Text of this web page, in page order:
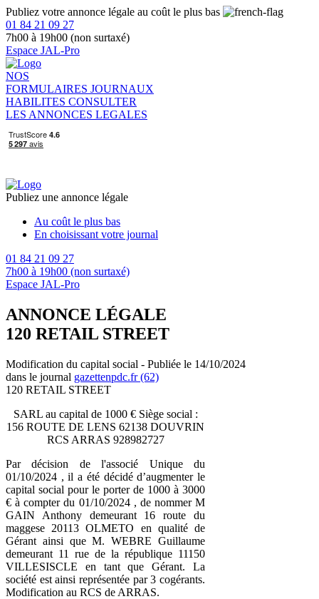
Publiez votre annonce légale au coût le plus bas
01 84 21 09 27
7h00 à 19h00 (non surtaxé)
Espace JAL-Pro
NOS
FORMULAIRES JOURNAUX
HABILITES CONSULTER
LES ANNONCES LEGALES
Publiez une annonce légale
Au coût le plus bas
En choisissant votre journal
01 84 21 09 27
7h00 à 19h00 (non surtaxé)
Espace JAL-Pro
ANNONCE LÉGALE
120 RETAIL STREET
Modification du capital social - Publiée le 14/10/2024
dans le journal gazettenpdc.fr (62)
120 RETAIL STREET
SARL au capital de 1000 € Siège social :
156 ROUTE DE LENS 62138 DOUVRIN
RCS ARRAS 928982727
Par décision de l'associé Unique du
01/10/2024 , il a été décidé d’augmenter le
capital social pour le porter de 1000 à 3000
€ à compter du 01/10/2024 , de nommer M
GAIN Anthony demeurant 16 route du
maggese 20113 OLMETO en qualité de
Gérant ainsi que M. WEBRE Guillaume
demeurant 11 rue de la république 11150
VILLESISCLE en tant que Gérant. La
société est ainsi représentée par 3 cogérants.
Modification au RCS de ARRAS.